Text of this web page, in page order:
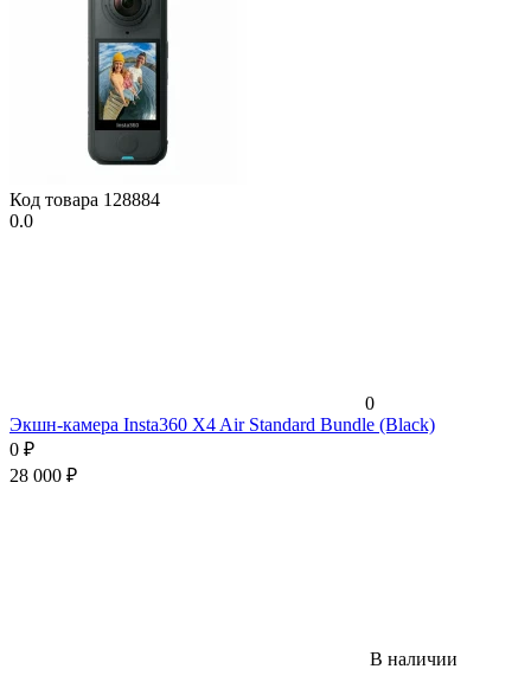
Код товара 128884
0.0
0
Экшн-камера Insta360 X4 Air Standard Bundle (Black)
0 ₽
28 000 ₽
В наличии